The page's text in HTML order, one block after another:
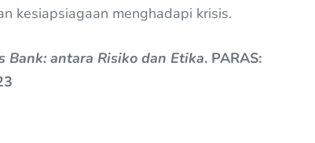
kesiapsiagaan menghadapi krisis.
Bank: antara Risiko dan Etika. PARAS: